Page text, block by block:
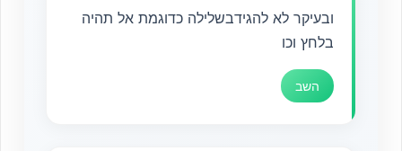
ובעיקר לא להגידבשלילה כדוגמת אל תהיה
בלחץ וכו
השב